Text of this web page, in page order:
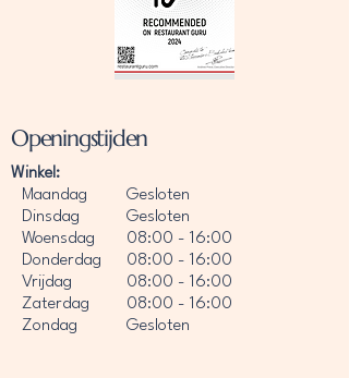
Openingstijden
Winkel:
Maandag
Dinsdag
Woensdag
Donderdag
Vrijdag
Zaterdag
Zondag
Gesloten
Gesloten
08:00 - 16:00
08:00 - 16:00
08:00 - 16:00
08:00 - 16:00
Gesloten